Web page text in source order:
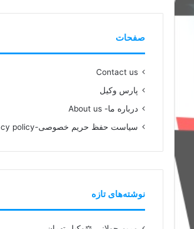
صفحات
Contact us
پارس وکیل
درباره ما- About us
سیاست حفظ حریم خصوصی-privacy policy
نوشته‌های تازه